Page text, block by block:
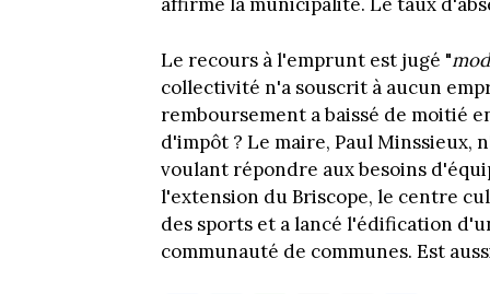
Le recours à l'emprunt est jugé "
collectivité n'a souscrit à aucun
remboursement a baissé de moitié
d'impôt ? Le maire, Paul Minssieux,
voulant répondre aux besoins
l'extension du Briscope, le centre
des sports et a lancé l'édification
communauté de communes. Est